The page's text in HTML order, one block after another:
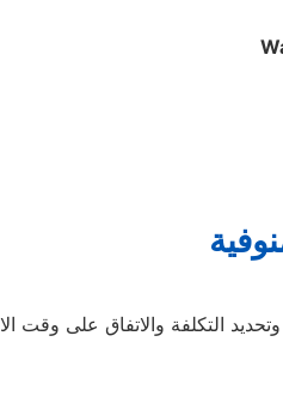
التكلفة والاتفاق على وقت